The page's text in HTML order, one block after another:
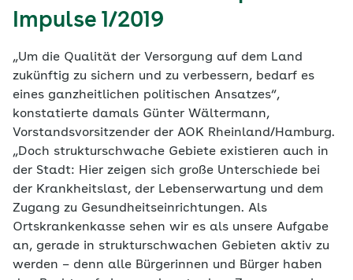
Impulse 1/2019
„Um die Qualität der Versorgung auf dem Land
zukünftig zu sichern und zu verbessern, bedarf es
eines ganzheitlichen politischen Ansatzes“,
konstatierte damals Günter Wältermann,
Vorstandsvorsitzender der AOK Rheinland/Hamburg.
„Doch strukturschwache Gebiete existieren auch in
der Stadt: Hier zeigen sich große Unterschiede bei
der Krankheitslast, der Lebenserwartung und dem
Zugang zu Gesundheitseinrichtungen. Als
Ortskrankenkasse sehen wir es als unsere Aufgabe
an, gerade in strukturschwachen Gebieten aktiv zu
werden – denn alle Bürgerinnen und Bürger haben